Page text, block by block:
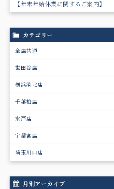
【年末年始休業に関するご案内】
カテゴリー
全店共通
世田谷店
横浜港北店
千葉柏店
水戸店
宇都宮店
埼玉川口店
月別アーカイブ